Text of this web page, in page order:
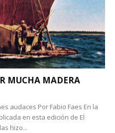
MUCHA MADERA
audaces Por Fabio Faes En la
en esta edición de El
hizo...